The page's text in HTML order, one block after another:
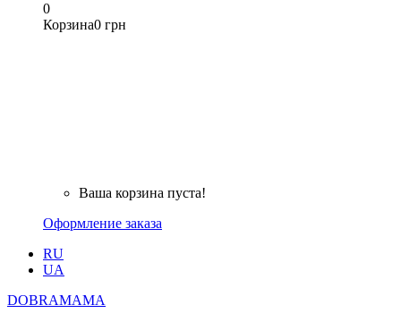
0
Корзина0 грн
Ваша корзина пуста!
Оформление заказа
RU
UA
DOBRAMAMA